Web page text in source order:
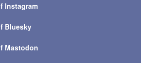
Instagram
Bluesky
Mastodon